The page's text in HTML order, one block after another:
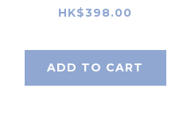
(15g)
HK$398.00
ADD TO CART